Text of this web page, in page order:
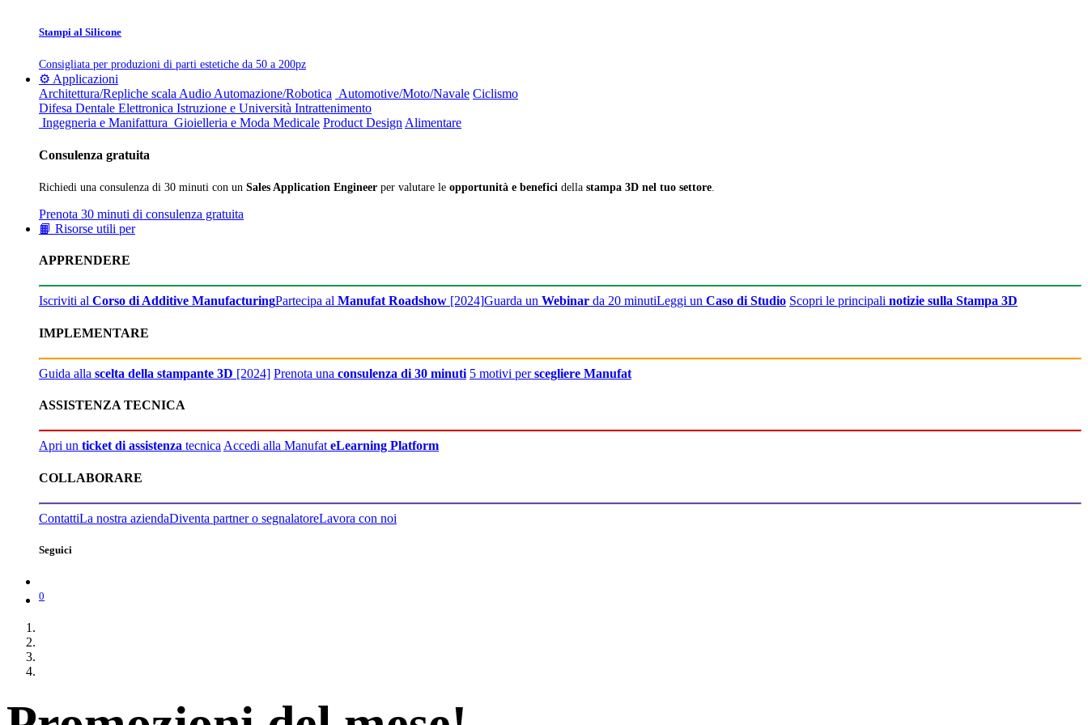
Stampi al Silicone
Consigliata per produzioni di parti estetiche da 50 a 200pz
⚙️ Applicazioni
Architettura/Repliche scala Audio Automazione/Robotica Automotive/Moto/Navale Ciclismo
Difesa Dentale Elettronica Istruzione e Università Intrattenimento
Ingegneria e Manifattura Gioielleria e Moda Medicale Product Design Alimentare
Consulenza gratuita
Richiedi una consulenza di 30 minuti con un Sales Application Engineer per valutare le opportunità e benefici della stampa 3D nel tuo settore
Prenota 30 minuti di consulenza gratuita
📙 Risorse utili per
APPRENDERE
Iscriviti al Corso di Additive ManufacturingPartecipa al Manufat Roadshow [2024]Guarda un Webinar da 20 minutiLeggi un Caso di Studio Scopri le principali notizie sulla Stampa 3D
IMPLEMENTARE
Guida alla scelta della stampante 3D [2024] Prenota una consulenza di 30 minuti 5 motivi perscegliere Manufat
ASSISTENZA TECNICA
Apri un ticket di assistenza tecnicaAccedi alla ManufateLearning Platform
COLLABORARE
ContattiLa nostra aziendaDiventa partner o segnalatoreLavora con noi
Seguici
0